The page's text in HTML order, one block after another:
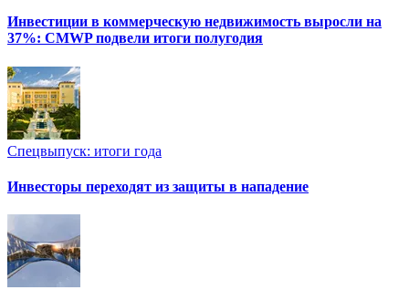
Инвестиции в коммерческую недвижимость выросли на
37%: CMWP подвели итоги полугодия
Спецвыпуск: итоги года
Инвесторы переходят из защиты в нападение